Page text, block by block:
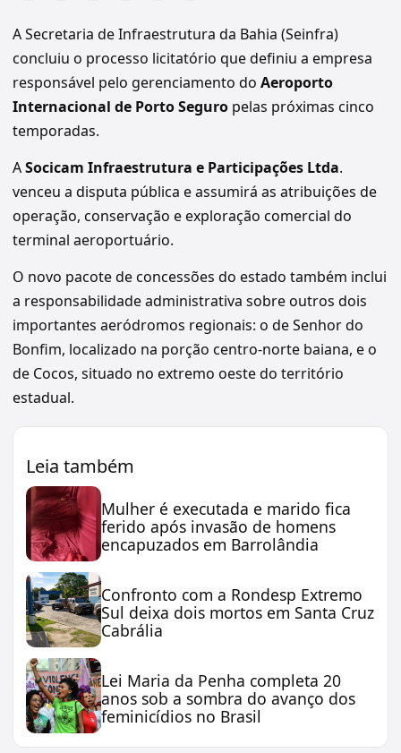
A Secretaria de Infraestrutura da Bahia (Seinfra)
concluiu o processo licitatório que definiu a empresa
responsável pelo gerenciamento do Aeroporto
Internacional de Porto Seguro pelas próximas cinco
temporadas.
ASocicam Infraestrutura e Participações Ltda.
venceu a disputa pública e assumirá as atribuições de
operação, conservação e exploração comercial do
terminal aeroportuário.
O novo pacote de concessões do estado também inclui
a responsabilidade administrativa sobre outros dois
importantes aeródromos regionais: o de Senhor do
Bonfim, localizado na porção centro-norte baiana, e o
de Cocos, situado no extremo oeste do território
estadual.
Leia também
Mulher é executada e marido fica
ferido após invasão de homens
encapuzados em Barrolândia
Confronto com a Rondesp Extremo
Sul deixa dois mortos em Santa Cruz
Cabrália
Lei Maria da Penha completa 20
anos sob a sombra do avanço dos
feminicídios no Brasil